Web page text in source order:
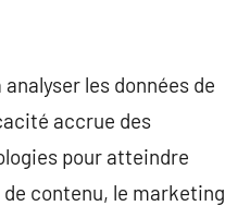
les données de
accrue des
pour atteindre
contenu, le marketing